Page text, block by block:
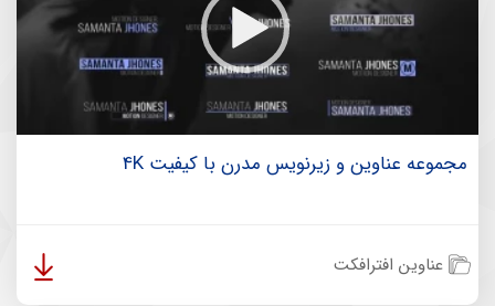
مجموعه عناوین و زیرنویس مد‌رن با کیفیت 4K
عناوین افترافکت